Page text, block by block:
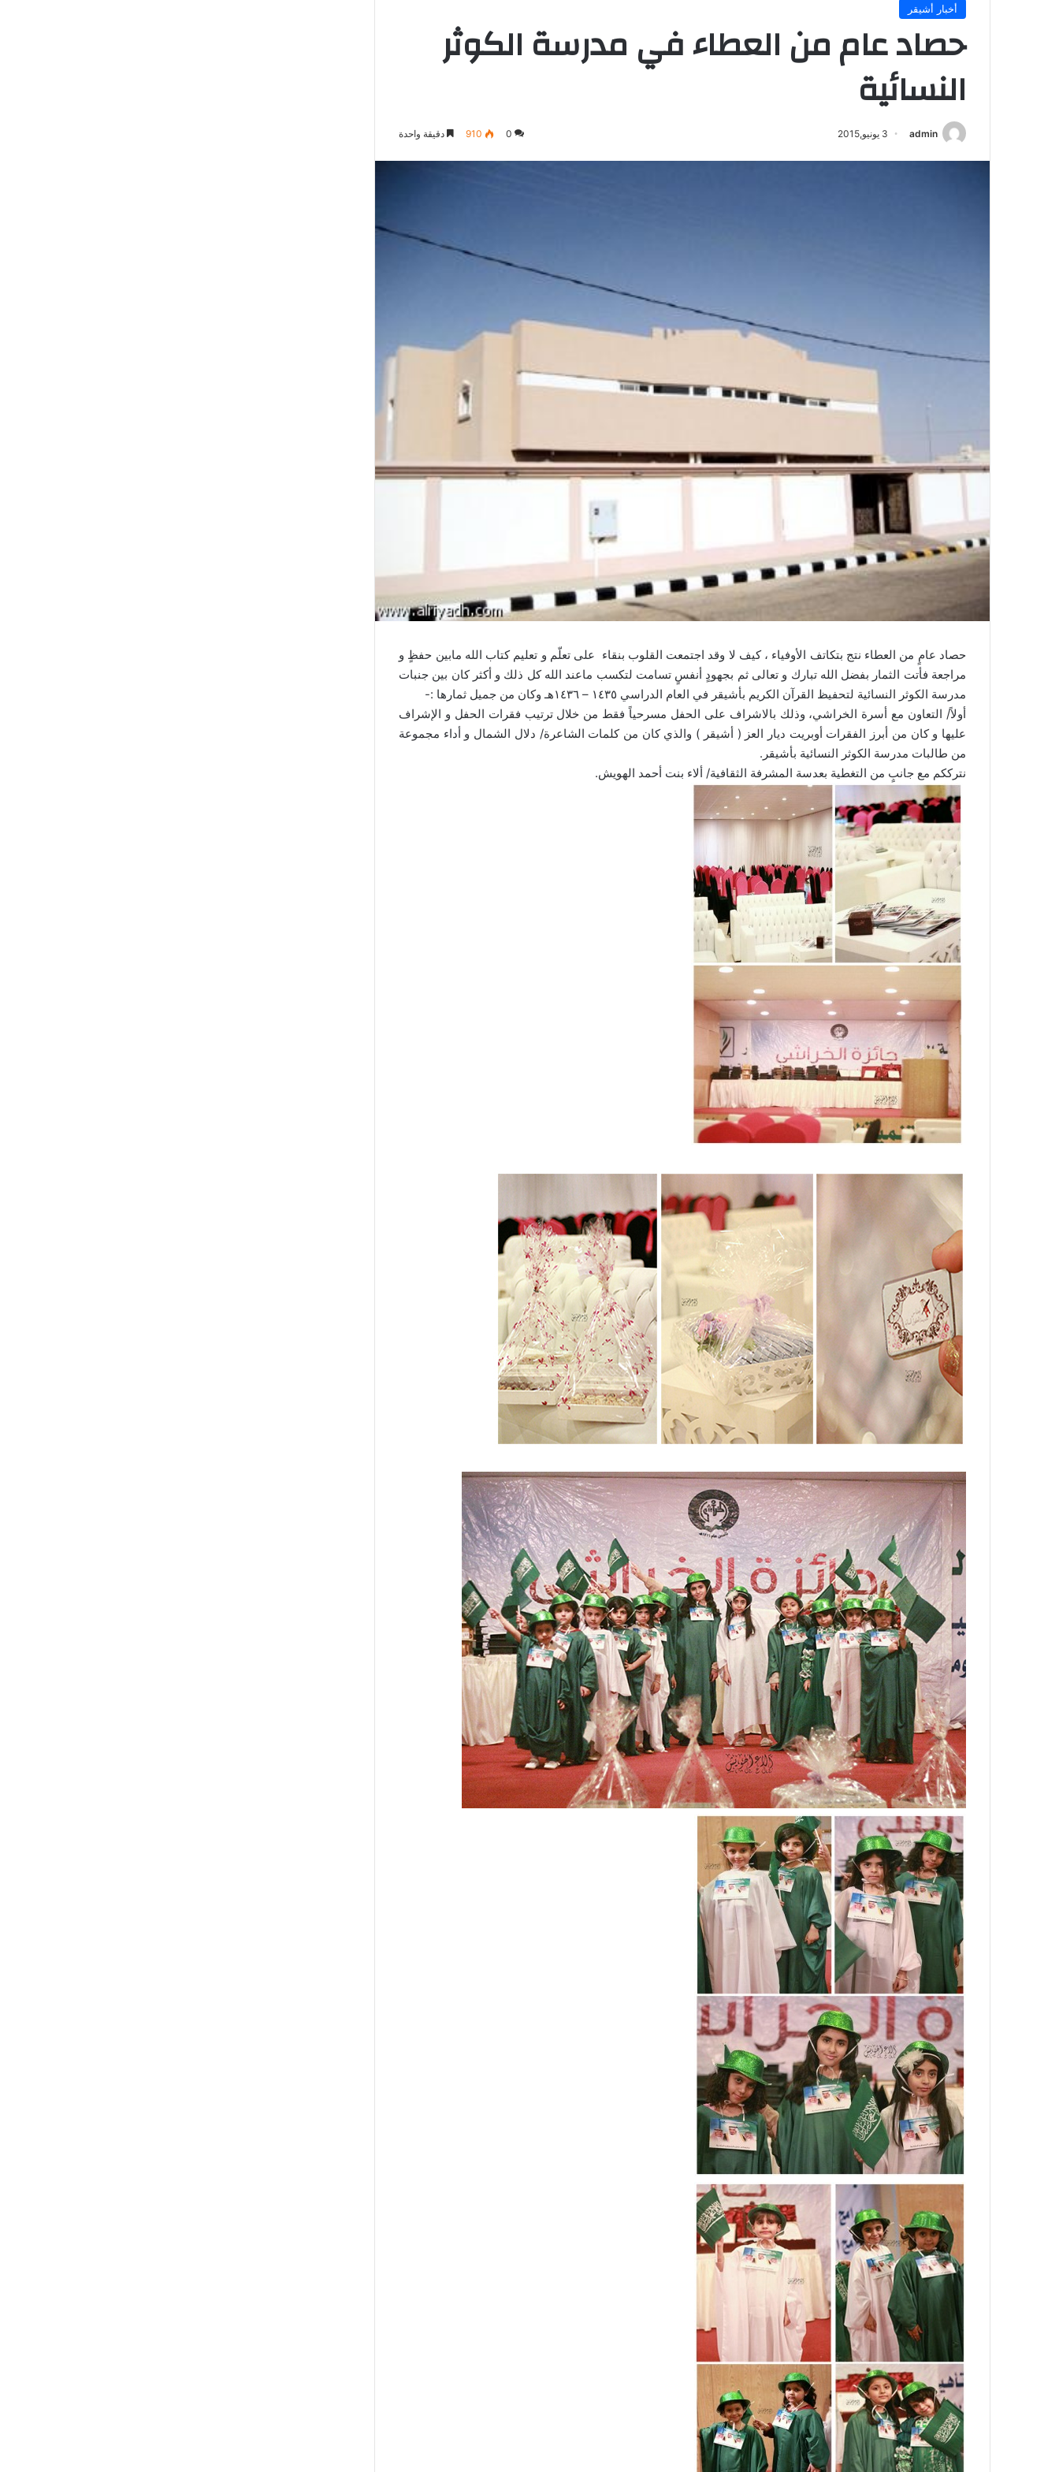
أخبار أشيقر
حصاد عام من العطاء في مدرسة الكوثر
النسائية
admin 3 يونيو,2015 0
910 دقيقة واحدة
حصاد عامٍ من العطاء نتج بتكاتف الأوفياء ، كيف لا وقد اجتمعت القلوب بنقاء على تعلّم و تعليم كتاب الله مابين حفظٍ و
مراجعة فأتت الثمار بفضل الله تبارك و تعالى ثم بجهودٍ أنفسٍ تسامت لتكسب ماعند الله كل ذلك و أكثر كان بين جنبات
مدرسة الكوثر النسائية لتحفيظ القرآن الكريم بأشيقر في العام الدراسي ١٤٣٥ – ١٤٣٦هـ وكان من جميل ثمارها :-
أولاً/ التعاون مع أسرة الخراشي، وذلك بالاشراف على الحفل مسرحياً فقط من خلال ترتيب فقرات الحفل و الإشراف
عليها و كان من أبرز الفقرات أوبريت ديار العز ( أشيقر ) والذي كان من كلمات الشاعرة/ دلال الشمال و أداء مجموعة
من طالبات مدرسة الكوثر النسائية بأشيقر.
نترككم مع جانبٍ من التغطية بعدسة المشرفة الثقافية/ ألاء بنت أحمد الهويش.